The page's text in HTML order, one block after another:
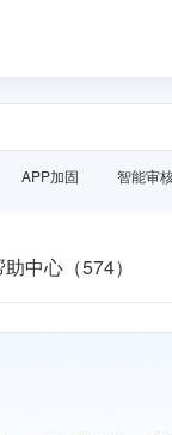
APP加固 智能审
中心（574）